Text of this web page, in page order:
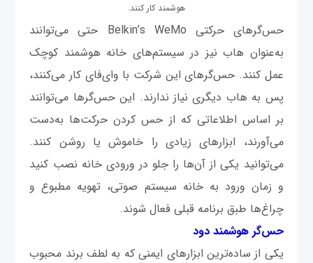
هوشمند کار کنند.
حس‌گرهای حرکتی Belkin’s WeMo حتی می‌توانند
به‌عنوان‌ هاب نیز در سیستم‌های خانه هوشمند کوچک
عمل کنند. حس‌گرهای این شرکت با وای‌فای کار می‌کنند،
پس به هاب دیگری نیاز ندارند. این حس‌گرها می‌توانند
بر اساس اطلاعاتی که از حس کردن حرکت‌ها به‌دست
می‌آورند، ابزارهای زیادی را خاموش یا روشن کنند.
می‌توانید یکی از آن‌ها را جلو در ورودی خانه نصب ‌کنید
و زمان ورود به خانه سیستم صوتی، تهویه مطبوع و
چراغ‌ها طبق برنامه قبلی فعال شوند.
حس‌گر هوشمند دود
یکی از ساده‌ترین ابزارهای ایمنی که به لطف برند محبوب